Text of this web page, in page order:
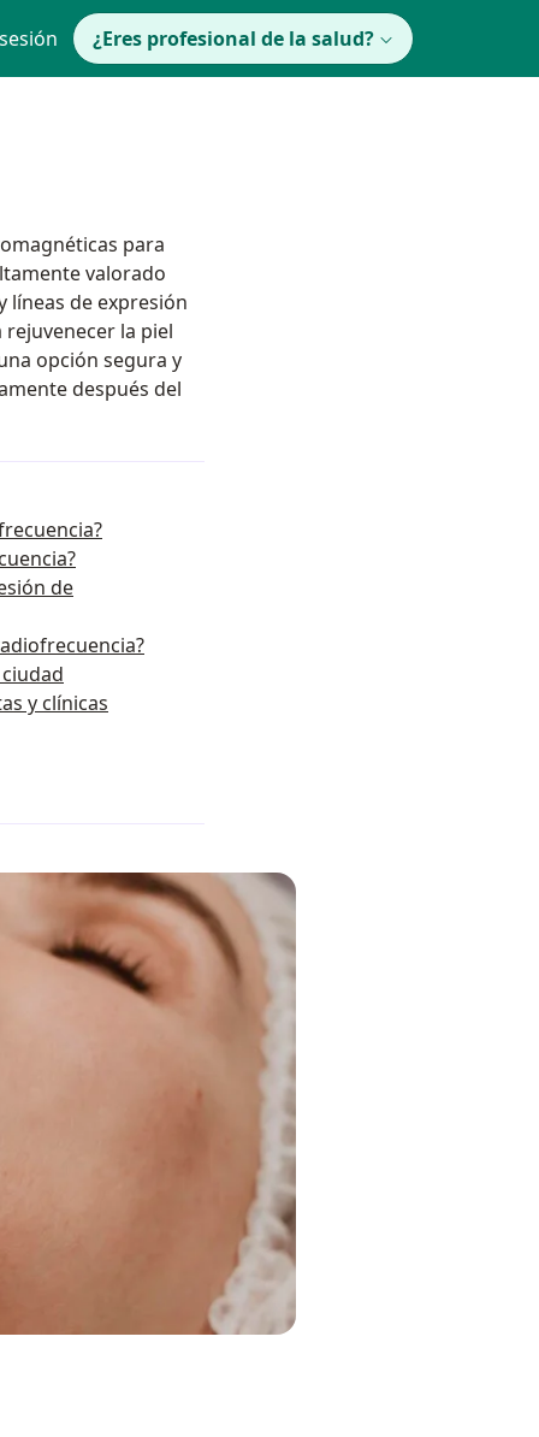
¿Eres profesional de la salud?
para
valorado
líneas de expresión
la piel
opción segura y
después del
de
y clínicas